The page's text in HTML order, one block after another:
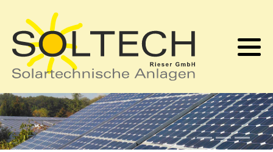
Kontakt
Login
Referenzen
Solarwärmewissen
Produkte
Förderung
Solarstromwissen
Förderung
Produkte
Solarstromspeicher